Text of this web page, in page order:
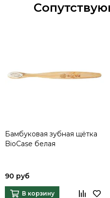
Бамбуковая зубная щётка
BioCase белая
90 руб
В корзину